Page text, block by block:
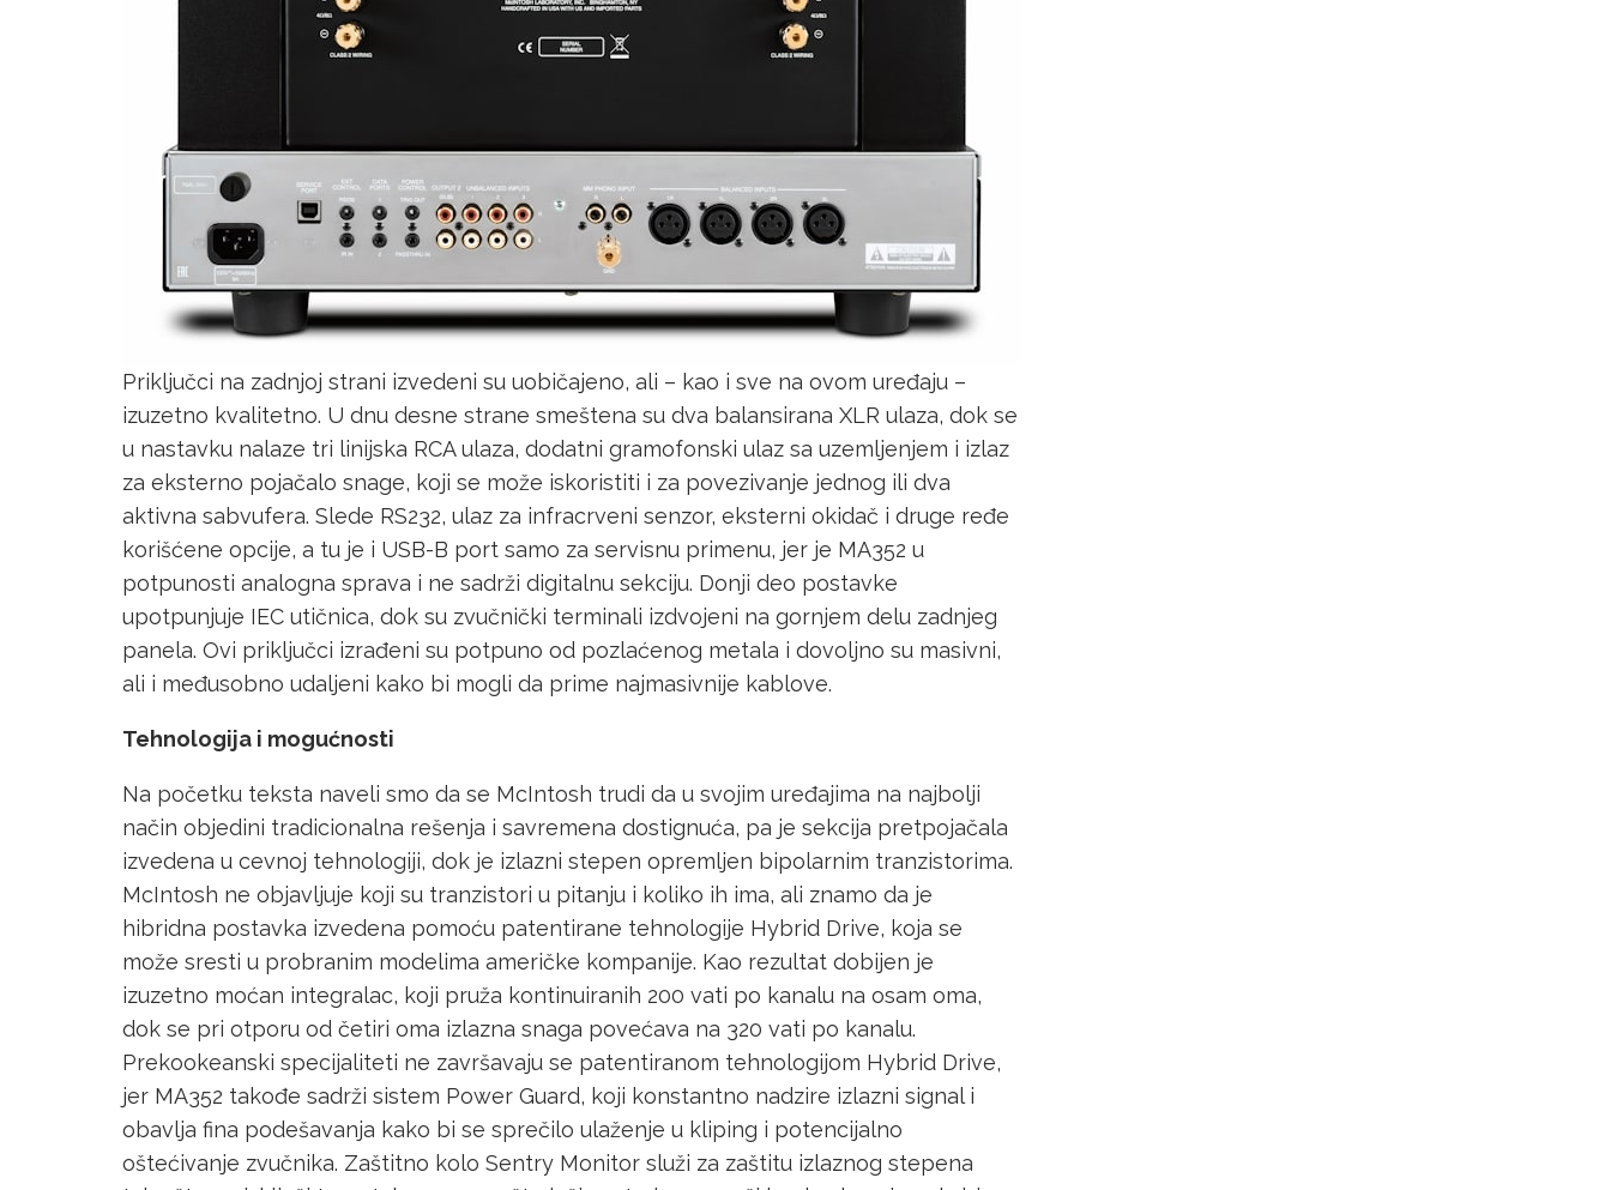
Priključci na zadnjoj strani izvedeni su uobičajeno, ali – kao i sve na ovom uređaju –
izuzetno kvalitetno. U dnu desne strane smeštena su dva balansirana XLR ulaza, dok se
u nastavku nalaze tri linijska RCA ulaza, dodatni gramofonski ulaz sa uzemljenjem i izlaz
za eksterno pojačalo snage, koji se može iskoristiti i za povezivanje jednog ili dva
aktivna sabvufera. Slede RS232, ulaz za infracrveni senzor, eksterni okidač i druge ređe
korišćene opcije, a tu je i USB-B port samo za servisnu primenu, jer je MA352 u
potpunosti analogna sprava i ne sadrži digitalnu sekciju. Donji deo postavke
upotpunjuje IEC utičnica, dok su zvučnički terminali izdvojeni na gornjem delu zadnjeg
panela. Ovi priključci izrađeni su potpuno od pozlaćenog metala i dovoljno su masivni,
ali i međusobno udaljeni kako bi mogli da prime najmasivnije kablove.
Tehnologija i mogućnosti
Na početku teksta naveli smo da se McIntosh trudi da u svojim uređajima na najbolji
način objedini tradicionalna rešenja i savremena dostignuća, pa je sekcija pretpojačala
izvedena u cevnoj tehnologiji, dok je izlazni stepen opremljen bipolarnim tranzistorima.
McIntosh ne objavljuje koji su tranzistori u pitanju i koliko ih ima, ali znamo da je
hibridna postavka izvedena pomoću patentirane tehnologije Hybrid Drive, koja se
može sresti u probranim modelima američke kompanije. Kao rezultat dobijen je
izuzetno moćan integralac, koji pruža kontinuiranih 200 vati po kanalu na osam oma,
dok se pri otporu od četiri oma izlazna snaga povećava na 320 vati po kanalu.
Prekookeanski specijaliteti ne završavaju se patentiranom tehnologijom Hybrid Drive,
jer MA352 takođe sadrži sistem Power Guard, koji konstantno nadzire izlazni signal i
obavlja fina podešavanja kako bi se sprečilo ulaženje u kliping i potencijalno
oštećivanje zvučnika. Zaštitno kolo Sentry Monitor služi za zaštitu izlaznog stepena